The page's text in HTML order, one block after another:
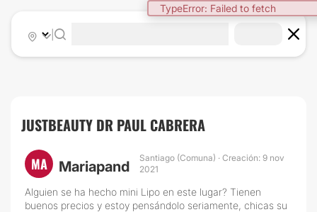
TypeError: Failed to fetch
|
JUSTBEAUTY DR PAUL CABRERA
MA Mariapand
Santiago (Comuna) · Creación: 9 nov
2021
Alguien se ha hecho mini Lipo en este lugar? Tienen
buenos precios y estoy pensándolo seriamente, chicas su